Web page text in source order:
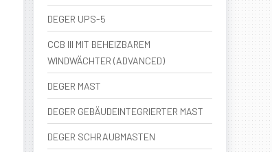
DEGER UPS-5
CCB III MIT BEHEIZBAREM
WINDWÄCHTER (ADVANCED)
DEGER MAST
DEGER GEBÄUDEINTEGRIERTER MAST
DEGER SCHRAUBMASTEN